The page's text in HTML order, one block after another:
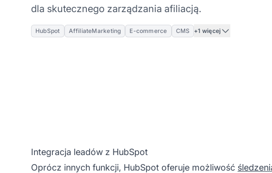
dla skutecznego zarządzania afiliacją.
HubSpot AffiliateMarketing E-commerce CMS +1 więcej
Integracja leadów z HubSpot
Oprócz innych funkcji, HubSpot oferuje możliwość